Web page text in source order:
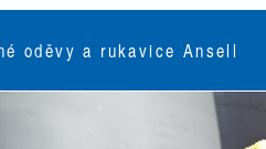
oděvy a rukavice Ansell